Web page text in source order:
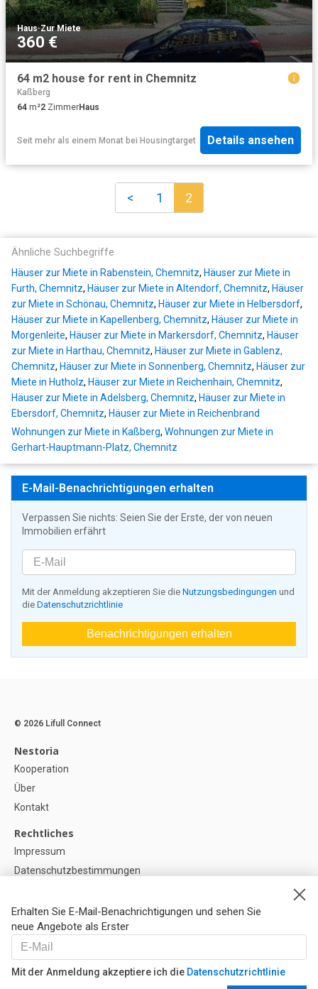
Haus·Zur Miete
360 €
64 m2 house for rent in Chemnitz
Kaßberg
64 m²2 ZimmerHaus
Seit mehr als einem Monat bei Housingtarget Details ansehen
< 1 2
Ähnliche Suchbegriffe
Häuser zur Miete in Rabenstein, Chemnitz, Häuser zur Miete in
Furth, Chemnitz, Häuser zur Miete in Altendorf, Chemnitz, Häuser
zur Miete in Schönau, Chemnitz, Häuser zur Miete in Helbersdorf,
Häuser zur Miete in Kapellenberg, Chemnitz, Häuser zur Miete in
Morgenleite, Häuser zur Miete in Markersdorf, Chemnitz, Häuser
zur Miete in Harthau, Chemnitz, Häuser zur Miete in Gablenz,
Chemnitz, Häuser zur Miete in Sonnenberg, Chemnitz, Häuser zur
Miete in Hutholz, Häuser zur Miete in Reichenhain, Chemnitz,
Häuser zur Miete in Adelsberg, Chemnitz, Häuser zur Miete in
Ebersdorf, Chemnitz, Häuser zur Miete in Reichenbrand
Wohnungen zur Miete in Kaßberg, Wohnungen zur Miete in
Gerhart-Hauptmann-Platz, Chemnitz
E-Mail-Benachrichtigungen erhalten
Verpassen Sie nichts: Seien Sie der Erste, der von neuen
Immobilien erfährt
Mit der Anmeldung akzeptieren Sie die Nutzungsbedingungen und
die Datenschutzrichtlinie
Benachrichtigungen erhalten
Erhalten Sie E-Mail-Benachrichtigungen und sehen Sie
neue Angebote als Erster
Mit der Anmeldung akzeptiere ich die Datenschutzrichtlinie
© 2026 Lifull Connect
Nestoria
Kooperation
Über
Kontakt
Rechtliches
Impressum
Datenschutzbestimmungen
Cookie-Einstellunge
Hilfe
FAQ
Unsere Partner